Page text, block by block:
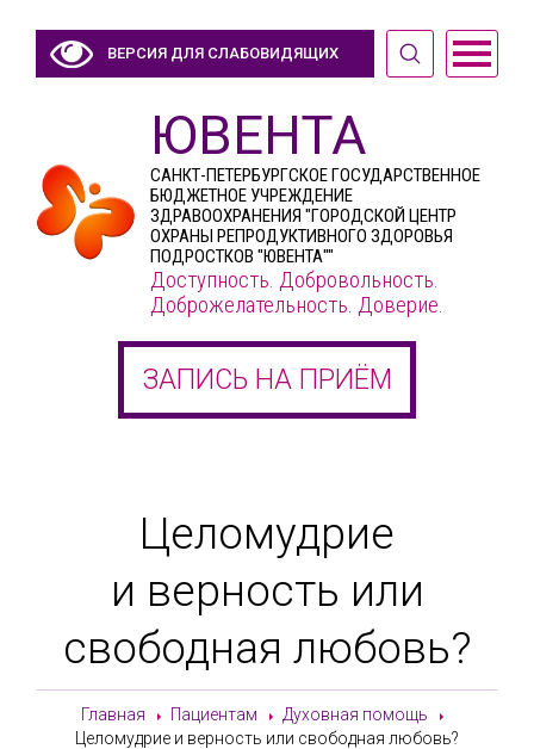
ВЕРСИЯ ДЛЯ СЛАБОВИДЯЩИХ
ЮВЕНТА
САНКТ-ПЕТЕРБУРГСКОЕ ГОСУДАРСТВЕННОЕ
БЮДЖЕТНОЕ УЧРЕЖДЕНИЕ
ЗДРАВООХРАНЕНИЯ "ГОРОДСКОЙ ЦЕНТР
ОХРАНЫ РЕПРОДУКТИВНОГО ЗДОРОВЬЯ
ПОДРОСТКОВ "ЮВЕНТА""
Доступность. Добровольность.
Доброжелательность. Доверие.
ЗАПИСЬ НА ПРИЁМ
Целомудрие
и верность или
свободная любовь?
Главная Пациентам
Духовная помощь
Целомудрие и верность или свободная любовь?